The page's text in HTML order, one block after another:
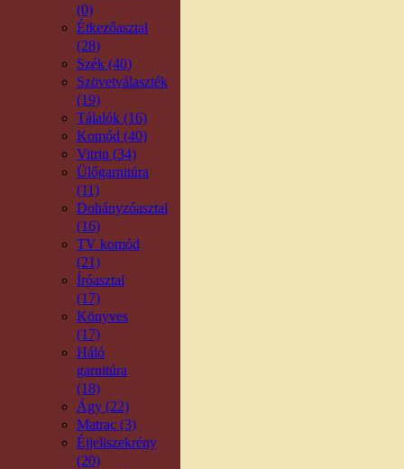
(0)
Étkezőasztal
(28)
Szék (40)
Szövetválaszték
(19)
Tálalók (16)
Komód (40)
Vitrin (34)
Ülőgarnitúra
(11)
Dohányzóasztal
(16)
TV komód
(21)
Íróasztal
(17)
Könyves
(17)
Háló
garnitúra
(18)
Ágy (22)
Matrac (3)
Éjjeliszekrény
(20)